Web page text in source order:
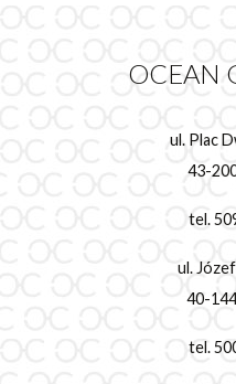
OCEAN
ul. Plac
43-
tel.
ul.
40-
tel.